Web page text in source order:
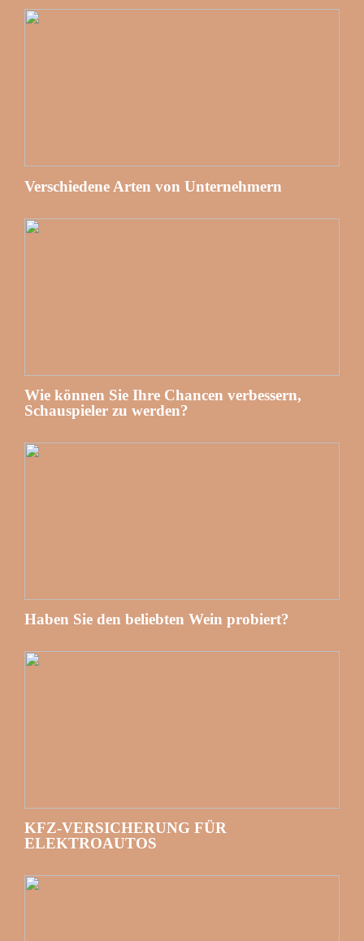
Verschiedene Arten von Unternehmern
Wie können Sie Ihre Chancen verbessern,
Schauspieler zu werden?
Haben Sie den beliebten Wein probiert?
KFZ-VERSICHERUNG FÜR
ELEKTROAUTOS